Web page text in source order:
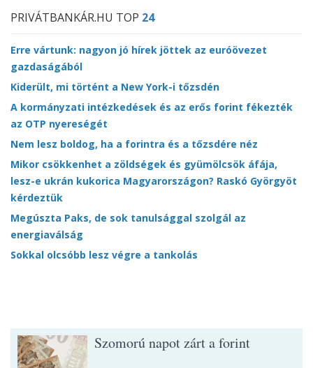
PRIVÁTBANKÁR.HU TOP 24
Erre vártunk: nagyon jó hírek jöttek az euróövezet
gazdaságából
Kiderült, mi történt a New York-i tőzsdén
A kormányzati intézkedések és az erős forint fékezték
az OTP nyereségét
Nem lesz boldog, ha a forintra és a tőzsdére néz
Mikor csökkenhet a zöldségek és gyümölcsök áfája,
lesz-e ukrán kukorica Magyarországon? Raskó Györgyöt
kérdeztük
Megúszta Paks, de sok tanulsággal szolgál az
energiaválság
Sokkal olcsóbb lesz végre a tankolás
Szomorú napot zárt a forint